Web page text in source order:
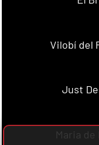
Vilobí del
Just
Maria de